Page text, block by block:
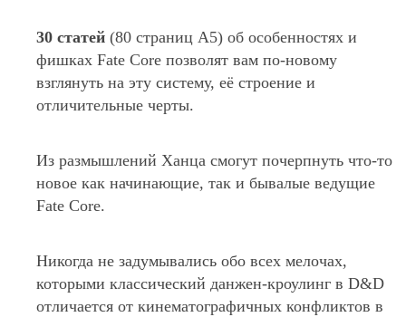
30 статей (80 страниц А5) об особенностях и
фишках Fate Core позволят вам по-новому
взглянуть на эту систему, её строение и
отличительные черты.
Из размышлений Ханца смогут почерпнуть что-то
новое как начинающие, так и бывалые ведущие
Fate Core.
Никогда не задумывались обо всех мелочах,
которыми классический данжен-кроулинг в D&D
отличается от кинематографичных конфликтов в